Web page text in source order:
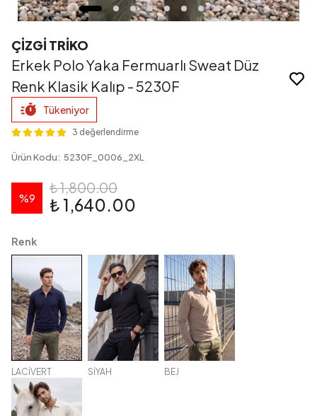
ÇİZGİ TRİKO
Erkek Polo Yaka Fermuarlı Sweat Düz
Renk Klasik Kalıp - 5230F
Tükeniyor
3 değerlendirme
Ürün Kodu: 5230F_0006_2XL
%9
₺ 1,800.00
₺ 1,640.00
Renk
LACİVERT SİYAH BEJ